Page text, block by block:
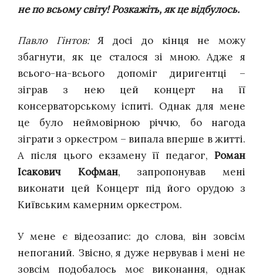
не по всьому світу! Розкажіть, як це відбулось.
Павло Гінтов:Я досі до кінця не можу
збагнути, як це сталося зі мною. Адже я
всього-на-всього допоміг диригентці –
зіграв з нею цей концерт на її
консерваторському іспиті. Однак для мене
це було неймовірною річчю, бо нагода
зіграти з оркестром – випала вперше в житті.
А після цього екзамену її педагог, Роман
Ісакович Кофман, запропонував мені
виконати цей Концерт під його орудою з
Київським камерним оркестром.
У мене є відеозапис: до слова, він зовсім
непоганий. Звісно, я дуже нервував і мені не
зовсім подобалось моє виконання, однак